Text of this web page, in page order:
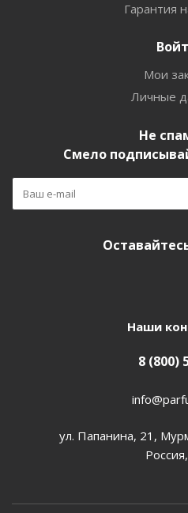
Гарантия
Мои
Личные
Не
Смело
Наши
8 (800)
ул. Папанина, 21,